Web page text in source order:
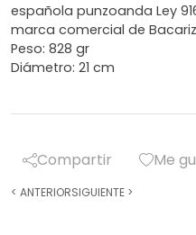
española punzoanda Ley
marca comercial de
Peso: 828 gr
Diámetro: 21 cm
Compartir Me
< ANTERIORSIGUIENTE >